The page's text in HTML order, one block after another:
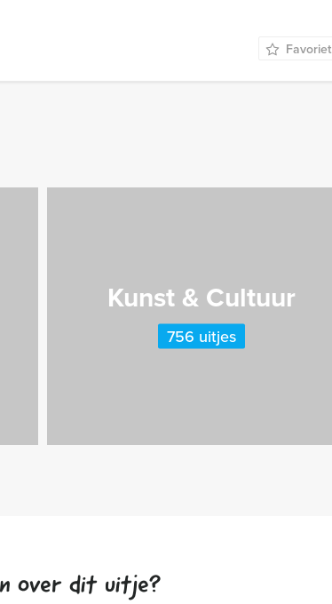
Favoriet
Kunst & Cultuur
756 uitjes
over dit uitje?